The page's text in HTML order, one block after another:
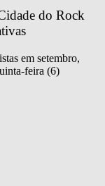
do Rock
em setembro,
feira (6)